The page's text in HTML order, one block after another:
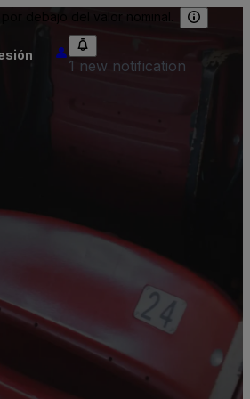
debajo del valor nominal.
1 new notification